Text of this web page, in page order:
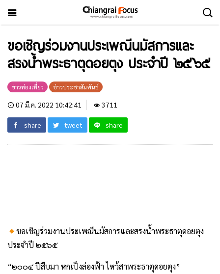
ขอเชิญร่วมงานประเพณีนมัสการและ
สรงน้ำพระธาตุดอยตุง ประจำปี ๒๕๖๕
ข่าวท่องเที่ยว ข่าวประชาสัมพันธ์
07 มี.ค. 2022 10:42:41 3711
share tweet share
ขอเชิญร่วมงานประเพณีนมัสการและสรงน้ำพระธาตุดอยตุง
ประจำปี ๒๕๖๕
“๒๐๐๔ ปีสืบมา หกเป็งล่องฟ้า ไหว้สาพระธาตุดอยตุง”